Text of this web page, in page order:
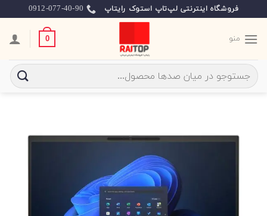
to
content
فروشگاه اینترنتی لپ‌تاپ استوک رایتاپ 0912-077-40-90
منو 0
جستجو
برای: